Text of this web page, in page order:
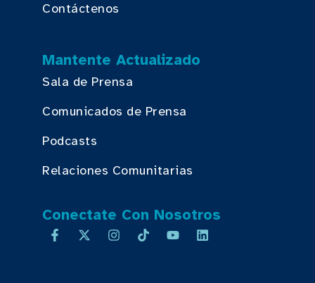
Contáctenos
Mantente Actualizado
Sala de Prensa
Comunicados de Prensa
Podcasts
Relaciones Comunitarias
Conectate Con Nosotros